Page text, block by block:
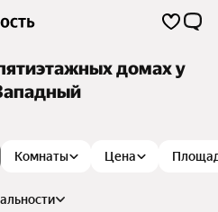
домах у
Комнаты Цена